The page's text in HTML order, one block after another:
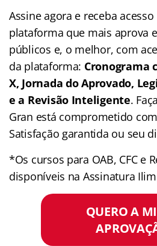
Assine agora e receba acesso
plataforma que mais aprova
públicos e, o melhor, com
da plataforma: Cronograma
X, Jornada do Aprovado,
e a Revisão Inteligente.
Gran está comprometido
Satisfação garantida ou seu
*Os cursos para OAB, CFC e
disponíveis na Assinatura
QUERO A